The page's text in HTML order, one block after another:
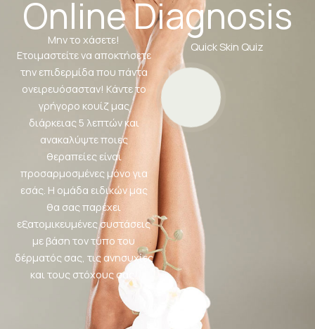
Online Diagnosis
Μην το χάσετε!
Ετοιμαστείτε να αποκτήσετε
την επιδερμίδα που πάντα
ονειρευόσασταν! Κάντε το
γρήγορο κουίζ μας
διάρκειας 5 λεπτών και
ανακαλύψτε ποιες
θεραπείες είναι
προσαρμοσμένες μόνο για
εσάς. Η ομάδα ειδικών μας
θα σας παρέχει
εξατομικευμένες συστάσεις
με βάση τον τύπο του
δέρματός σας, τις ανησυχίες
και τους στόχους σας!
Quick Skin Quiz